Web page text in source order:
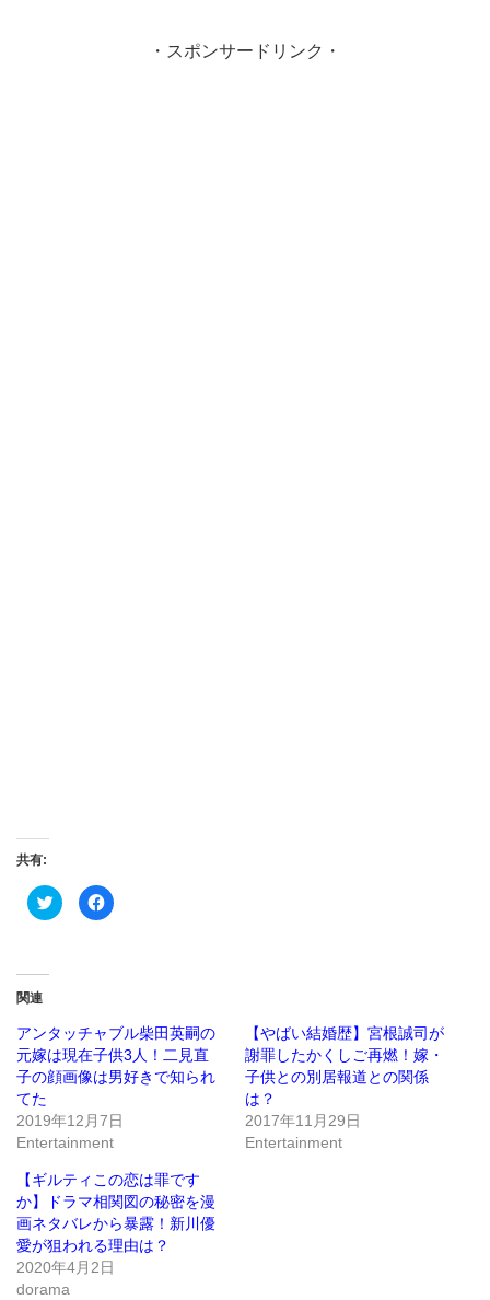
・スポンサードリンク・
共有:
ク
リ
(新
し
い
ウ
ィ
ウ
で
開
ま
す)
Facebook
で
ッ
ク
し
て
く
い
(新
し
ウ
ィ
ン
ド
ウ
で
開
き
ま
関連
アンタッチャブル柴田英嗣の
元嫁は現在子供3人！二見直
子の顔画像は男好きで知られ
てた
2019年12月7日
Entertainment
【やばい結婚歴】宮根誠司が
謝罪したかくしご再燃！嫁・
子供との別居報道との関係
は？
2017年11月29日
Entertainment
【ギルティこの恋は罪です
か】ドラマ相関図の秘密を漫
画ネタバレから暴露！新川優
愛が狙われる理由は？
2020年4月2日
dorama